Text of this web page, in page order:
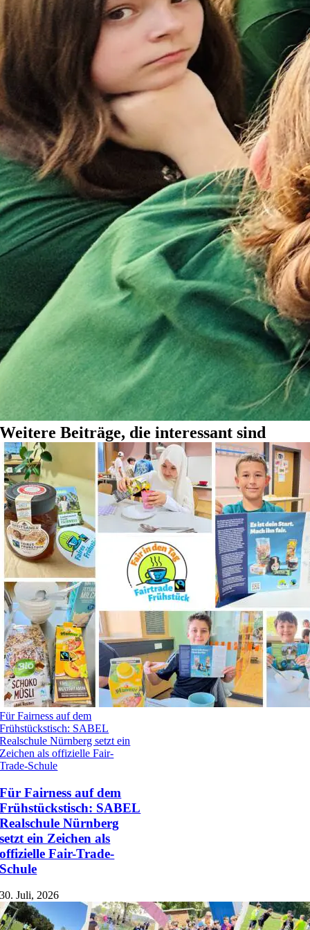
Weitere Beiträge, die interessant sind
Für Fairness auf dem
Frühstückstisch: SABEL
Realschule Nürnberg setzt ein
Zeichen als offizielle Fair-
Trade-Schule
Für Fairness auf dem
Frühstückstisch: SABEL
Realschule Nürnberg
setzt ein Zeichen als
offizielle Fair-Trade-
Schule
30. Juli, 2026